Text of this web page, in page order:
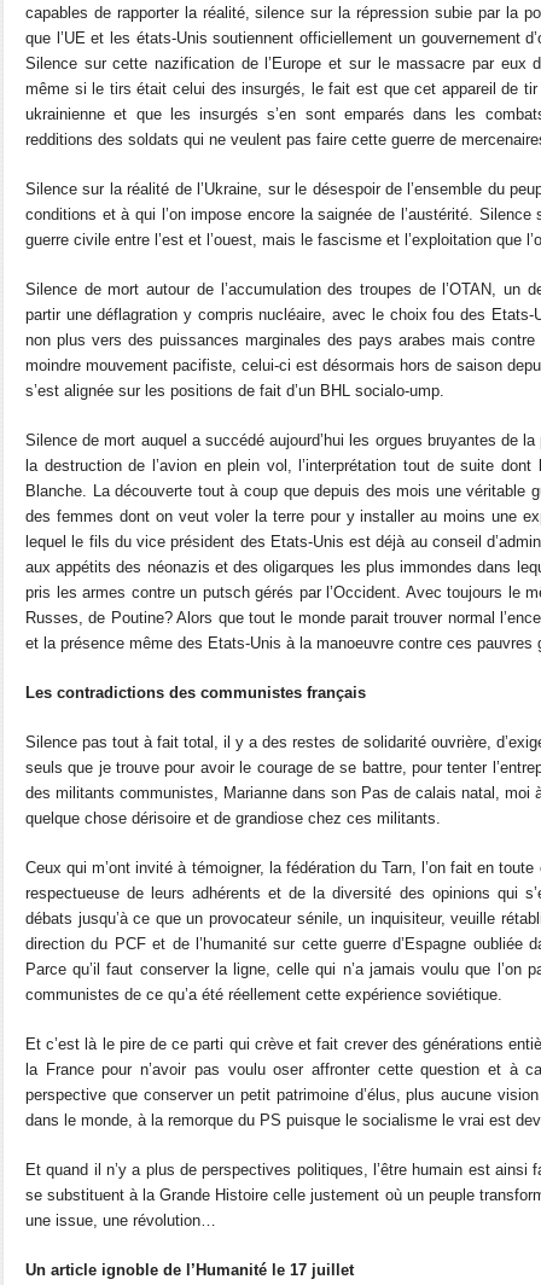
capables de rapporter la réalité, silence sur la répression subie par la
que l’UE et les états-Unis soutiennent officiellement un gouvernement
Silence sur cette nazification de l’Europe et sur le massacre par eux
même si le tirs était celui des insurgés, le fait est que cet appareil de tir
ukrainienne et que les insurgés s’en sont emparés dans les
redditions des soldats qui ne veulent pas faire cette guerre de
Silence sur la réalité de l’Ukraine, sur le désespoir de l’ensemble du
conditions et à qui l’on impose encore la saignée de l’austérité. Silence
guerre civile entre l’est et l’ouest, mais le fascisme et l’exploitation que
Silence de mort autour de l’accumulation des troupes de l’OTAN, un
partir une déflagration y compris nucléaire, avec le choix fou des Etats-
non plus vers des puissances marginales des pays arabes mais
moindre mouvement pacifiste, celui-ci est désormais hors de saison
s’est alignée sur les positions de fait d’un BHL socialo-ump.
Silence de mort auquel a succédé aujourd’hui les orgues bruyantes de
la destruction de l’avion en plein vol, l’interprétation tout de suite
Blanche. La découverte tout à coup que depuis des mois une véritable
des femmes dont on veut voler la terre pour y installer au moins une
lequel le fils du vice président des Etats-Unis est déjà au conseil
aux appétits des néonazis et des oligarques les plus immondes dans
pris les armes contre un putsch gérés par l’Occident. Avec toujours le
Russes, de Poutine? Alors que tout le monde parait trouver normal
et la présence même des Etats-Unis à la manoeuvre contre ces pauvres
Les contradictions des communistes français
Silence pas tout à fait total, il y a des restes de solidarité ouvrière,
seuls que je trouve pour avoir le courage de se battre, pour tenter
des militants communistes, Marianne dans son Pas de calais natal,
quelque chose dérisoire et de grandiose chez ces militants.
Ceux qui m’ont invité à témoigner, la fédération du Tarn, l’on fait en
respectueuse de leurs adhérents et de la diversité des opinions qui
débats jusqu’à ce que un provocateur sénile, un inquisiteur, veuille
direction du PCF et de l’humanité sur cette guerre d’Espagne oubliée
Parce qu’il faut conserver la ligne, celle qui n’a jamais voulu que l’on
communistes de ce qu’a été réellement cette expérience soviétique.
Et c’est là le pire de ce parti qui crève et fait crever des générations
la France pour n’avoir pas voulu oser affronter cette question et à
perspective que conserver un petit patrimoine d’élus, plus aucune
dans le monde, à la remorque du PS puisque le socialisme le vrai est
Et quand il n’y a plus de perspectives politiques, l’être humain est
se substituent à la Grande Histoire celle justement où un peuple
une issue, une révolution…
Un article ignoble de l’Humanité le 17 juillet